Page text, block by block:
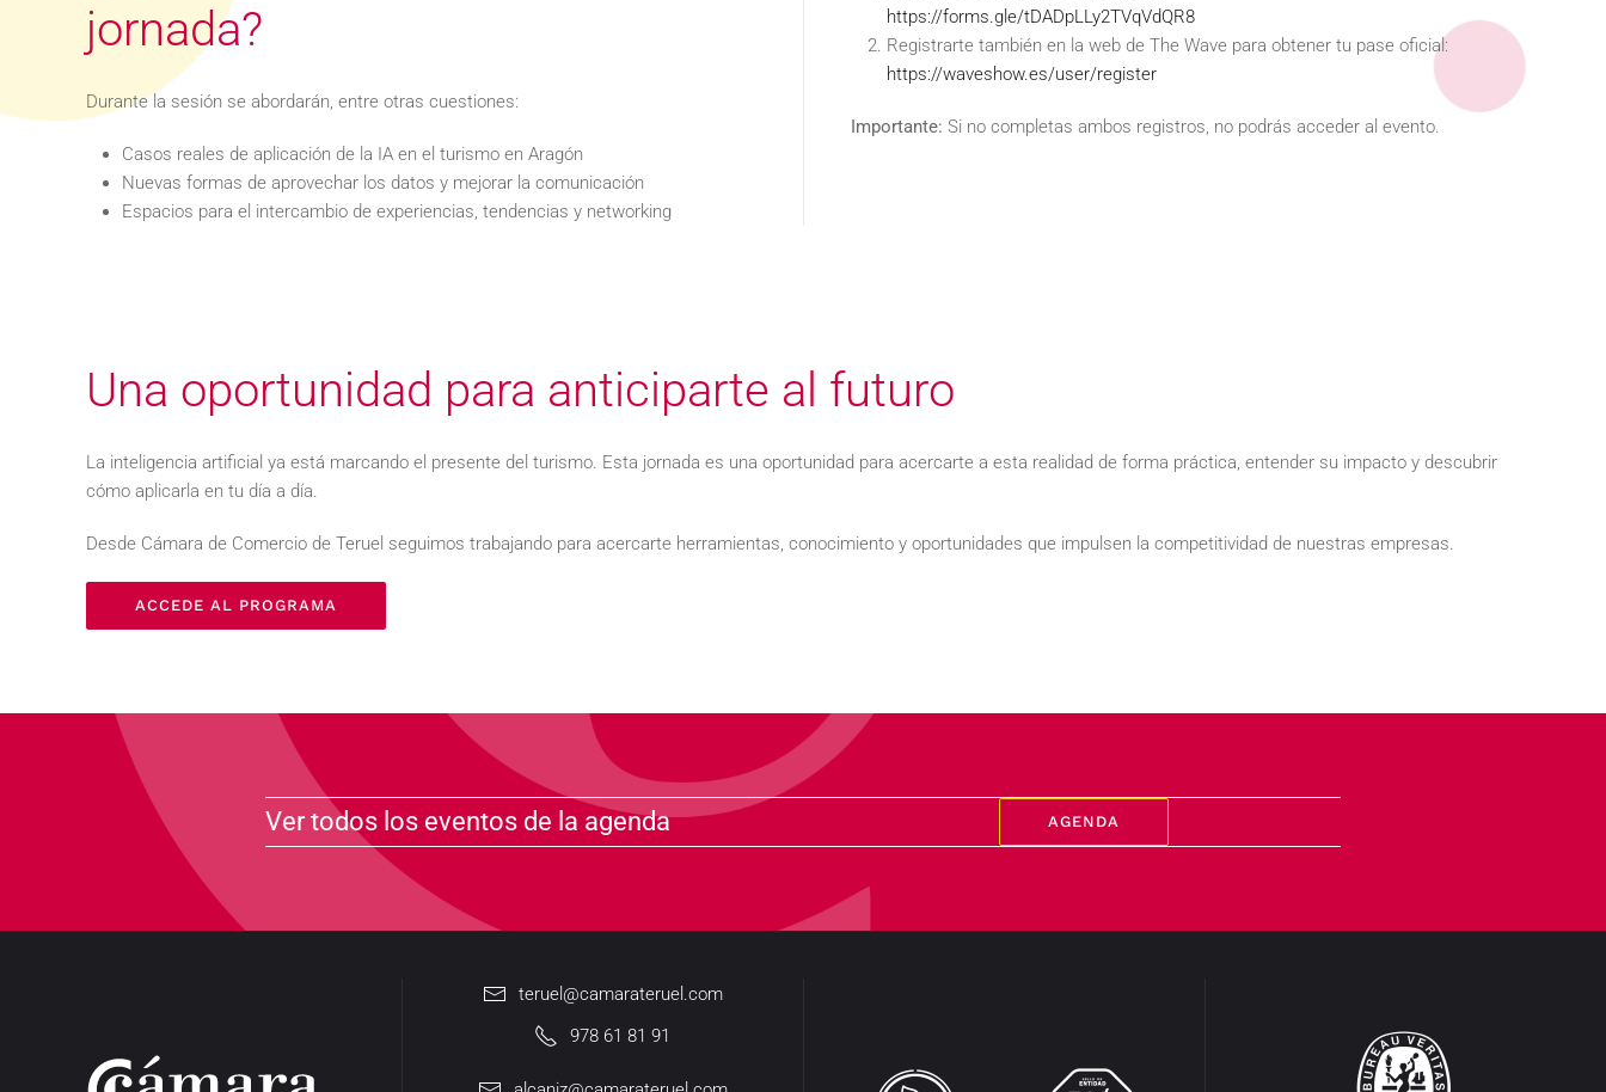
jornada?
Durante la sesión se abordarán, entre otras cuestiones:
Casos reales de aplicación de la IA en el turismo en Aragón
Nuevas formas de aprovechar los datos y mejorar la comunicación
Espacios para el intercambio de experiencias, tendencias y networking
https://forms.gle/tDADpLLy2TVqVdQR8
Registrarte también en la web de The Wave para obtener tu pase oficial:
https://waveshow.es/user/register
Importante: Si no completas ambos registros, no podrás acceder al evento.
Una oportunidad para anticiparte al futuro
La inteligencia artificial ya está marcando el presente del turismo. Esta jornada es una oportunidad para acercarte a esta realidad de forma práctica, entender su impacto y descubrir
cómo aplicarla en tu día a día.
Desde Cámara de Comercio de Teruel seguimos trabajando para acercarte herramientas, conocimiento y oportunidades que impulsen la competitividad de nuestras empresas.
ACCEDE AL PROGRAMA
Ver todos los eventos de la agenda AGENDA
teruel@camarateruel.com
978 61 81 91